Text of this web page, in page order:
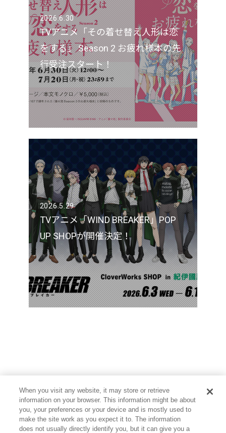
2026.6.30
TVアニメ「その着せ替え人形は恋
をする」 Season 2 お疲れ様本の先
行受注スタート！
2026.5.29
TVアニメ「WIND BREAKER」POP
UP SHOPが開催決定！
When you visit any website, it may store or retrieve
information on your browser. This information might be about
you, your preferences or your device and is mostly used to
make the site work as you expect it to. The information
does not usually directly identify you, but it can give you a